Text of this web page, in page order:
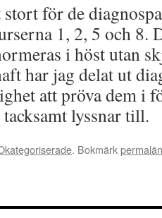
för de
1, 2, 5 och 8.
i höst utan
har jag delat ut
att pröva dem i
lyssnar till.
. Bokmärk